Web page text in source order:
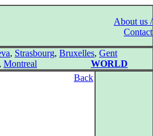
About us /
Contact
, Strasbourg, Bruxelles, Gent
, Montreal WORLD
Back